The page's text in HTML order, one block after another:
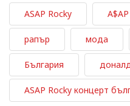
ASAP Rocky A$AP
рапър мода
България
ASAP Rocky концерт